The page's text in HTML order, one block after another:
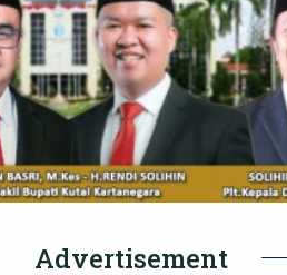
Advertisement